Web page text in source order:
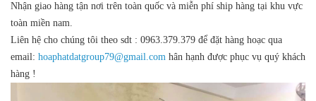
Nhận giao hàng tận nơi trên toàn quốc và miễn phí ship hàng tại khu vực
toàn miền nam.
Liên hệ cho chúng tôi theo sdt : 0963.379.379 để đặt hàng hoạc qua
email: hoaphatdatgroup79@gmail.com hân hạnh được phục vụ quý khách
hàng !